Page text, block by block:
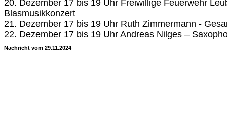
20. Dezember 17 bis 19 Uhr Freiwillige Feuerwehr
Blasmusikkonzert
21. Dezember 17 bis 19 Uhr Ruth Zimmermann -
22. Dezember 17 bis 19 Uhr Andreas Nilges –
Nachricht vom 29.11.2024